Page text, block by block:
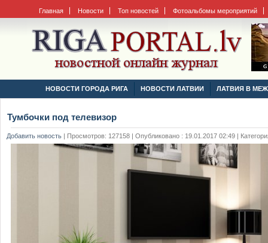
Главная Новости Топ новостей Фотоальбомы мероприятий
НОВОСТИ ГОРОДА РИГА НОВОСТИ ЛАТВИИ ЛАТВИЯ В
Тумбочки под телевизор
Добавить новость | Просмотров: 127158 | Опубликовано : 19.01.2017 02:49 |